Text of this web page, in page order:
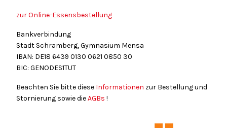
zur Online-Essensbestellung
Bankverbindung
Stadt Schramberg, Gymnasium Mensa
IBAN: DE18 6439 0130 0621 0850 30
BIC: GENODES1TUT
Beachten Sie bitte diese Informationen zur Bestellung und
Stornierung sowie dieAGBs !